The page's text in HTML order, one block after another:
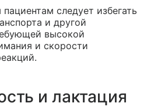
следует избегать
и другой
высокой
и скорости
и лактация